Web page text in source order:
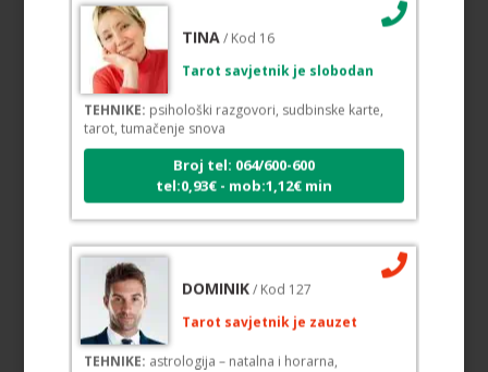
TEHNIKE:psihološki razgovori, sudbinske karte,
tarot, tumačenje snova
Broj tel: 064/600-600
tel:0,93€ - mob:1,12€ min
TEHNIKE:astrologija – natalna i horarna,
numerologija, anđeoske poruke, anđeosko